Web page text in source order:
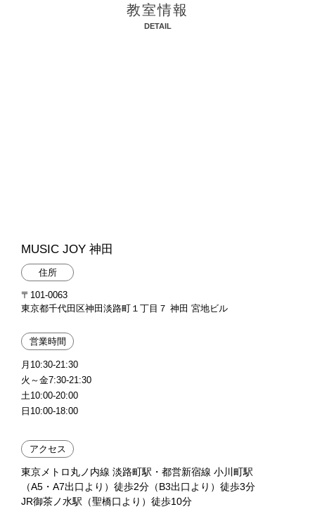
教室情報
DETAIL
MUSIC JOY 神田
住所
〒101-0063
東京都千代田区神田淡路町１丁目７ 神田 宮地ビル
営業時間
月10:30-21:30
火～金7:30-21:30
土10:00-20:00
日10:00-18:00
アクセス
東京メトロ丸ノ内線 淡路町駅・都営新宿線 小川町駅
（A5・A7出口より）徒歩2分（B3出口より）徒歩3分
JR御茶ノ水駅（聖橋口より）徒歩10分